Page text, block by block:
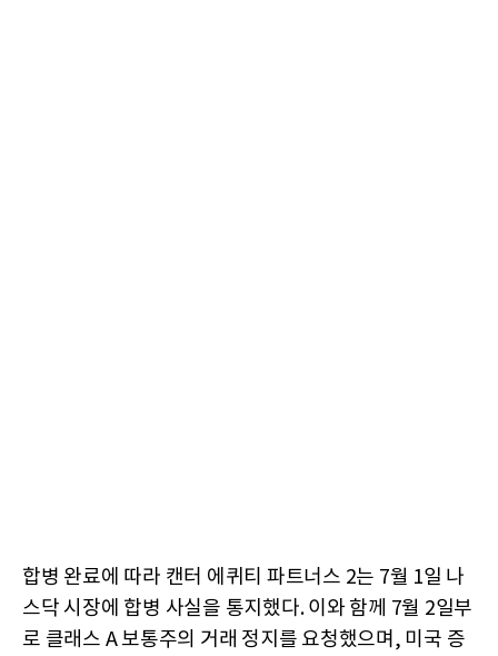
합병 완료에 따라 캔터 에퀴티 파트너스 2는 7월 1일 나
스닥 시장에 합병 사실을 통지했다. 이와 함께 7월 2일부
로 클래스 A 보통주의 거래 정지를 요청했으며, 미국 증